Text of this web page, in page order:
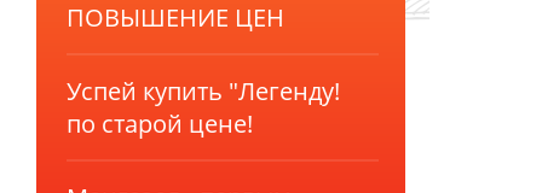
ПОВЫШЕНИЕ ЦЕН
Успей купить "Легенду!
по старой цене!